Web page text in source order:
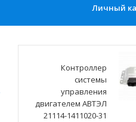
Личный
Контроллер
системы
управления
двигателем АВТЭЛ
21114-1411020-31